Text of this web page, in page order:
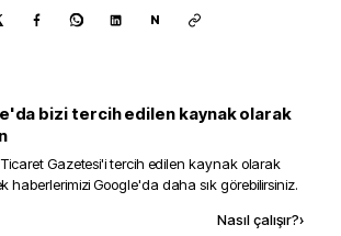
N
bizi tercih edilen kaynak olarak
Gazetesi'i tercih edilen kaynak olarak
haberlerimizi Google'da daha sık görebilirsiniz.
Nasıl çalışır?›